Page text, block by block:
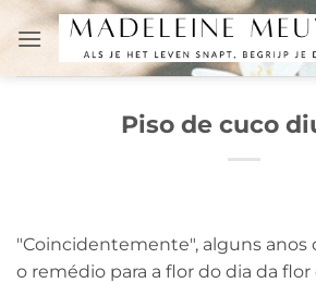
content
Piso de cuco
"Coincidentemente", alguns anos
o remédio para a flor do dia da flor